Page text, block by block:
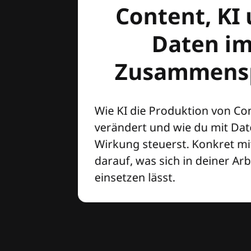
Content, KI
Daten im
Wie KI die Produktion von
verändert und wie du mit
Wirkung steuerst. Konkret
darauf, was sich in deiner
einsetzen lässt.